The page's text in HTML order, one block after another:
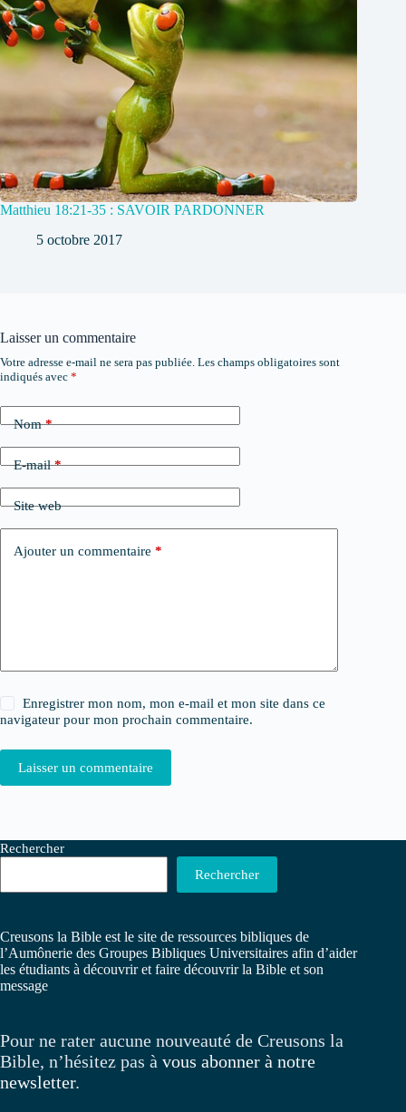
Matthieu 18:21-35 : SAVOIR PARDONNER
5 octobre 2017
Laisser un commentaire
Votre adresse e-mail ne sera pas publiée. Les champs obligatoires sont
indiqués avec *
Nom*
E-mail*
Site web
Ajouter un commentaire *
Enregistrer mon nom, mon e-mail et mon site dans ce
navigateur pour mon prochain commentaire.
Laisser un commentaire
Rechercher
Rechercher
Creusons la Bible est le site de ressources bibliques de
l’Aumônerie des Groupes Bibliques Universitaires afin d’aider
les étudiants à découvrir et faire découvrir la Bible et son
message
Pour ne rater aucune nouveauté de Creusons la
Bible, n’hésitez pas à vous abonner à notre
newsletter.